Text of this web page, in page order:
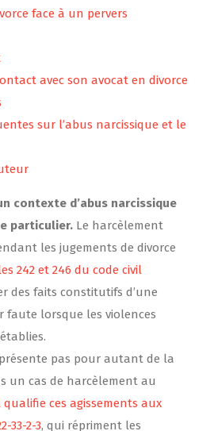
face à un pervers
avec son avocat en divorce
sur l’abus narcissique et le
contexte d’abus narcissique
particulier. Le harcèlement
les jugements de divorce
242 et 246 du code civil
des faits constitutifs d’une
faute lorsque les violences
présente pas pour autant de la
un cas de harcèlement au
ces agissements aux
33-2-3, qui répriment les